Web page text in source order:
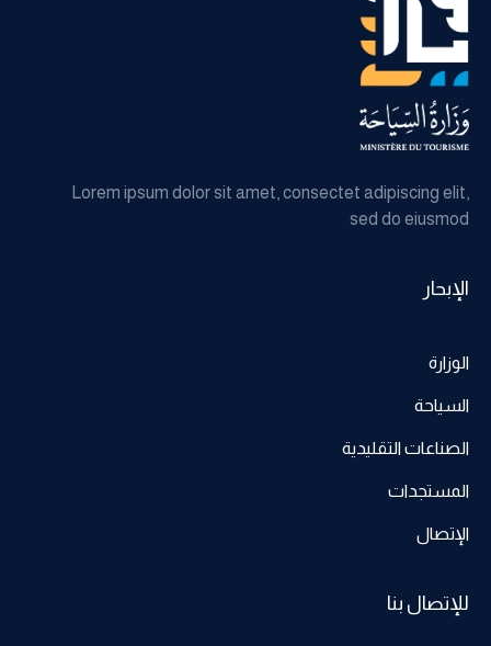
Lorem ipsum dolor sit amet, consectet adipiscing elit,
sed do eiusmod
الإبحار
الوزارة
السياحة
الصناعات التقليدية
المستجدات
الإتصال
للإتصال بنا